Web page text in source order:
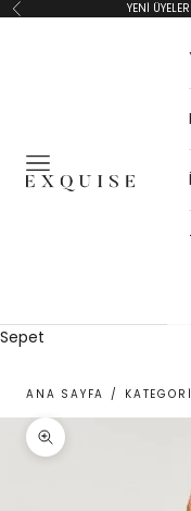
İçeriğe geç
Geri YENİ
Menü
Exquise TR
Sepet
ANA SAYFA /
Yakınlaştır